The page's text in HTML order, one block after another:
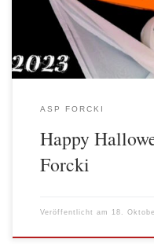
Party des ASP steht dieses
ASP FORCKI
Happy
Forcki
Veröffentlicht am 18.